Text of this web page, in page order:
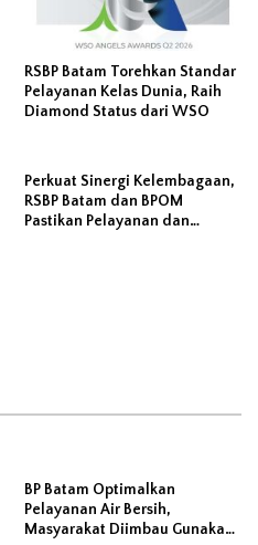
RSBP Batam Torehkan Standar
Pelayanan Kelas Dunia, Raih
Diamond Status dari WSO
Perkuat Sinergi Kelembagaan,
RSBP Batam dan BPOM
Pastikan Pelayanan dan
BP Batam Optimalkan
Pelayanan Air Bersih,
Masyarakat Diimbau Gunakan